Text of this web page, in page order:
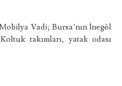
Vadi; Bursa’nın İnegöl
takımları, yatak odası